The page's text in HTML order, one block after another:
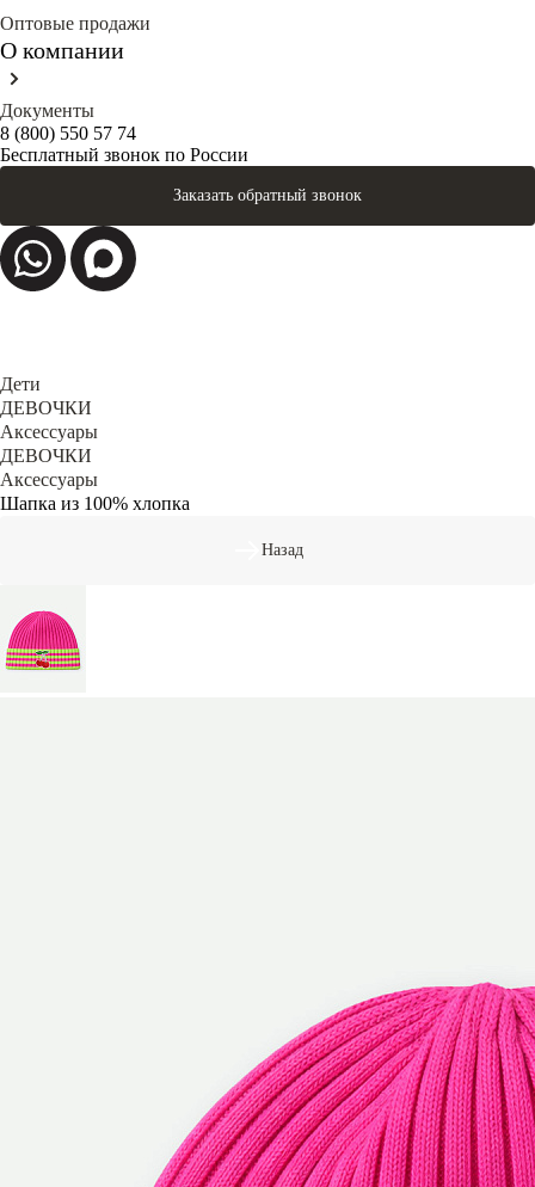
Оптовые продажи
О компании
Документы
8 (800) 550 57 74
Бесплатный звонок по России
Заказать обратный звонок
Дети
ДЕВОЧКИ
Аксессуары
ДЕВОЧКИ
Аксессуары
Шапка из 100% хлопка
Назад